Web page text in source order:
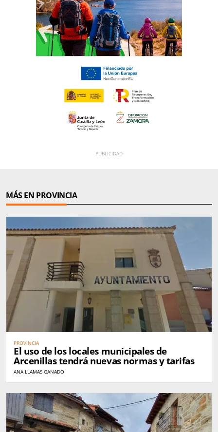
MÁS EN PROVINCIA
PROVINCIA
El uso de los locales municipales de
Arcenillas tendrá nuevas normas y tarifas
ANA LLAMAS GANADO